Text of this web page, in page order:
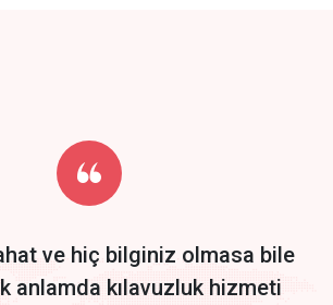
for 30 days free trial no credit card
required.
ve hiç bilginiz olmasa bile
anlamda kılavuzluk hizmeti